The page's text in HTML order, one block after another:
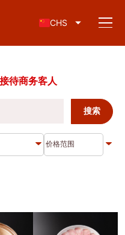
CHS
待商务客人